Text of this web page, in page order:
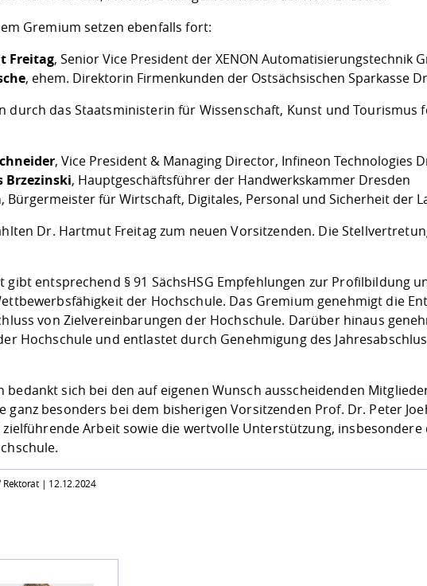
Gremium setzen ebenfalls fort:
Freitag, Senior Vice President der XENON Automatisierungstechnik
, ehem. Direktorin Firmenkunden der Ostsächsischen Sparkasse
durch das Staatsministerin für Wissenschaft, Kunst und Tourismus
, Vice President & Managing Director, Infineon Technologies
Brzezinski, Hauptgeschäftsführer der Handwerkskammer Dresden
, Bürgermeister für Wirtschaft, Digitales, Personal und Sicherheit der
Dr. Hartmut Freitag zum neuen Vorsitzenden. Die
gibt entsprechend § 91 SächsHSG Empfehlungen zur Profilbildung
der Hochschule. Das Gremium genehmigt die
von Zielvereinbarungen der Hochschule. Darüber hinaus
Hochschule und entlastet durch Genehmigung des
bedankt sich bei den auf eigenen Wunsch ausscheidenden
ganz besonders bei dem bisherigen Vorsitzenden Prof. Dr. Peter
Arbeit sowie die wertvolle Unterstützung,
Rektorat | 12.12.2024